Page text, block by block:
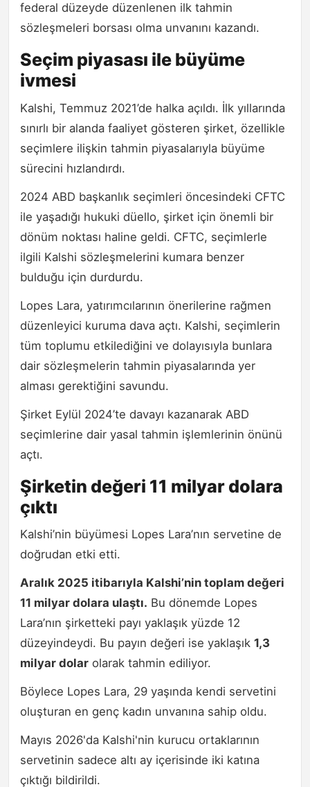
federal düzeyde düzenlenen ilk tahmin
sözleşmeleri borsası olma unvanını kazandı.
Seçim piyasası ile büyüme
ivmesi
Kalshi, Temmuz 2021’de halka açıldı. İlk yıllarında
sınırlı bir alanda faaliyet gösteren şirket, özellikle
seçimlere ilişkin tahmin piyasalarıyla büyüme
sürecini hızlandırdı.
2024 ABD başkanlık seçimleri öncesindeki CFTC
ile yaşadığı hukuki düello, şirket için önemli bir
dönüm noktası haline geldi. CFTC, seçimlerle
ilgili Kalshi sözleşmelerini kumara benzer
bulduğu için durdurdu.
Lopes Lara, yatırımcılarının önerilerine rağmen
düzenleyici kuruma dava açtı. Kalshi, seçimlerin
tüm toplumu etkilediğini ve dolayısıyla bunlara
dair sözleşmelerin tahmin piyasalarında yer
alması gerektiğini savundu.
Şirket Eylül 2024’te davayı kazanarak ABD
seçimlerine dair yasal tahmin işlemlerinin önünü
açtı.
Şirketin değeri 11 milyar dolara
çıktı
Kalshi’nin büyümesi Lopes Lara’nın servetine de
doğrudan etki etti.
Aralık 2025 itibarıyla Kalshi’nin toplam değeri
11 milyar dolara ulaştı. Bu dönemde Lopes
Lara’nın şirketteki payı yaklaşık yüzde 12
düzeyindeydi. Bu payın değeri ise yaklaşık 1,3
milyar dolar olarak tahmin ediliyor.
Böylece Lopes Lara, 29 yaşında kendi servetini
oluşturan en genç kadın unvanına sahip oldu.
Mayıs 2026'da Kalshi'nin kurucu ortaklarının
servetinin sadece altı ay içerisinde iki katına
çıktığı bildirildi.